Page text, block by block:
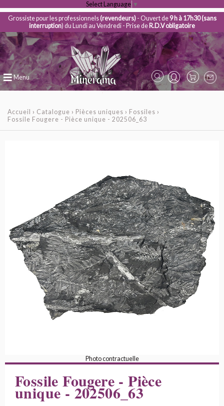
Select Language ▼
Grossiste pour les professionnels(revendeurs)- Ouvert de9 h à 17h30 (sans
interruption) du Lundi au Vendredi - Prise de R.D.V obligatoire
Menu
Accueil › Catalogue › Pièces uniques › Fossiles ›
Fossile Fougere - Pièce unique - 202506_63
Photo contractuelle
Fossile Fougere - Pièce
unique - 202506_63